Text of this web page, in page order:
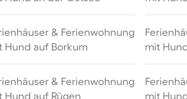
& Ferienwohnung
Hund auf Borkum
mit
& Ferienwohnung
Hund auf Rügen
mit